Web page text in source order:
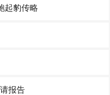
起豹传略
报告